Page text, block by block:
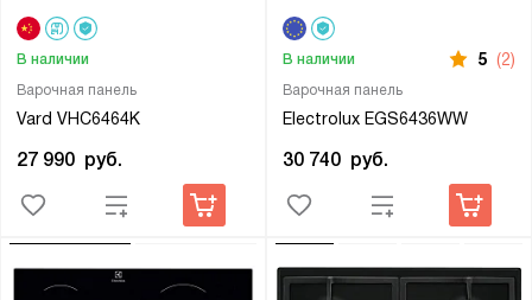
Варочная панель
Vard VHC6464K
В наличии
27 990 руб.
Варочная панель
Electrolux EGS6436WW
В наличии 5 (2)
30 740 руб.